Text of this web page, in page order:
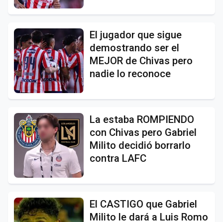
El jugador que sigue
demostrando ser el
MEJOR de Chivas pero
nadie lo reconoce
La estaba ROMPIENDO
con Chivas pero Gabriel
Milito decidió borrarlo
contra LAFC
El CASTIGO que Gabriel
Milito le dará a Luis Romo